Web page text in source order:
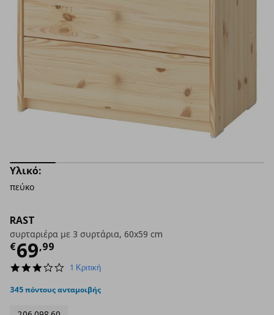
RAST
συρταριέρα με 3 συρτάρια, 60x59 cm
€69,99
Τρέχουσα τιμή
3.0
rating
1 Κριτική
345 πόντους ανταμοιβής
Υλικό:
πεύκο